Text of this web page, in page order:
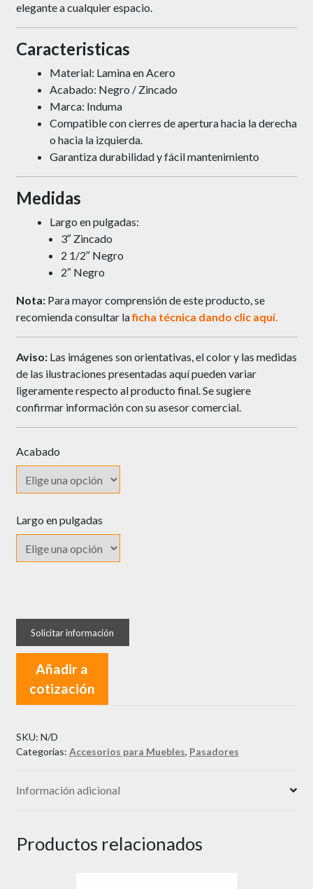
elegante a cualquier espacio.
Caracteristicas
Material: Lamina en Acero
Acabado: Negro / Zincado
Marca: Induma
Compatiblecon cierres deaperturahacia laderecha
o hacia la izquierda.
Garantiza durabilidad y fácil mantenimiento
Medidas
Largo en pulgadas:
3″ Zincado
2 1/2″ Negro
2″ Negro
Nota:Para mayor comprensión de este producto, se
recomienda consultar laficha técnica dando clic aquí.
Aviso: Las imágenes son orientativas, el color y las medidas
de las ilustraciones presentadas aquí pueden variar
ligeramente respecto al producto final. Se sugiere
confirmar información con su asesor comercial.
Acabado
Largo en pulgadas
Induma
Aleman
Zincado
Añadir a
cotización
SKU: N/D
Categorías: Accesorios para Muebles, Pasadores
Información adicional
Productos relacionados